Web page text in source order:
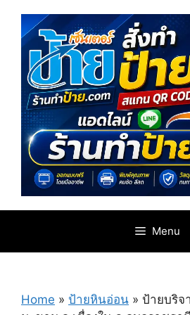
content
Menu
Home » ป้ายหินอ่อน » ป้ายบริจ